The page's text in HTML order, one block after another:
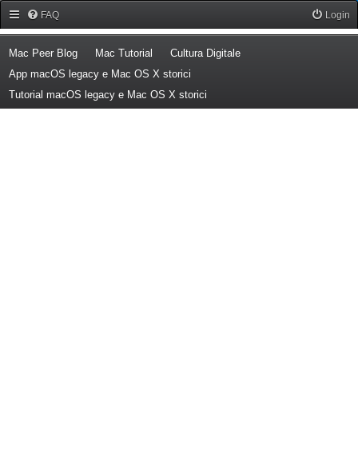
FAQ Login
Mac Peer Blog(Opens a new tab)
Mac Tutorial (Opens a new tab)
Cultura Digitale(Opens a new tab)
App macOS legacy e Mac OS X storici
Tutorial macOS legacy e Mac OS X storici